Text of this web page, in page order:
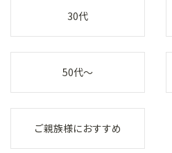
30代
50代～
ご親族様におすすめ